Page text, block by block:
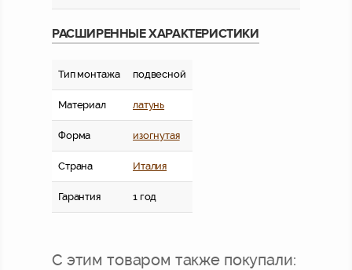
РАСШИРЕННЫЕ ХАРАКТЕРИСТИКИ
Тип монтажа подвесной
Материал латунь
Форма изогнутая
Страна Италия
Гарантия 1 год
С этим товаром также покупали: